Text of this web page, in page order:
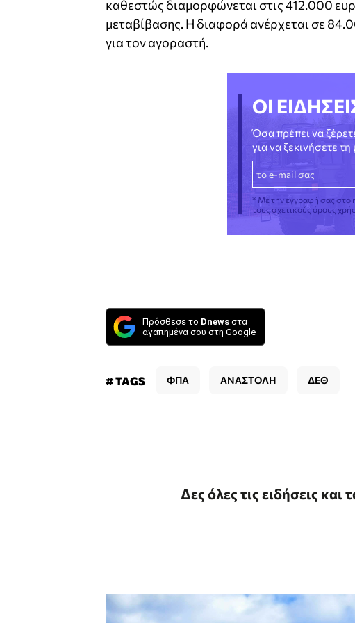
καθεστώς διαμορφώνεται στις 412.000
μεταβίβασης. Η διαφορά ανέρχεται σε
για τον αγοραστή.
ΟΙ
Όσα πρέπει να
για να ξεκινήσετε
* Με την εγγραφή σας στο
τους σχετικούς όρους
Πρόσθεσε το Dnews στα
αγαπημένα σου στη Google
# TAGS ΦΠΑ ΑΝΑΣΤΟΛΗ ΔΕΘ
Δες όλες τις ειδήσεις